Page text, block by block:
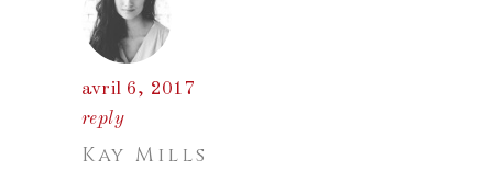
avril 6, 2017
reply
Kay Mills